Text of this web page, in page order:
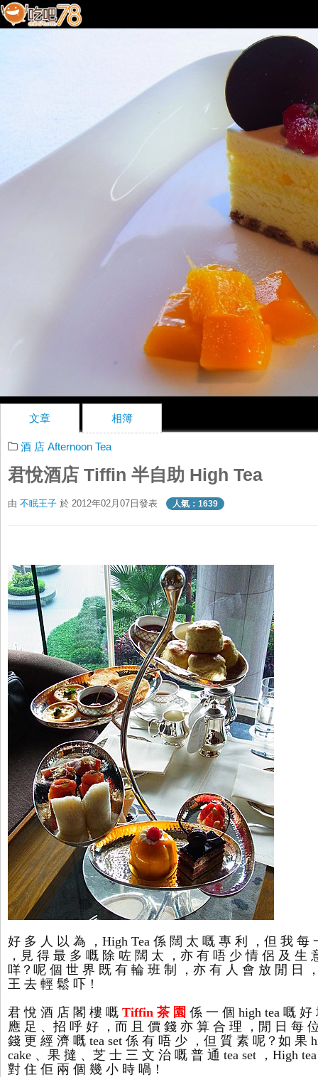
文章 相簿
酒 店 Afternoon Tea
君悅酒店 Tiffin 半自助 High Tea
由 不眠王子 於 2012年02月07日發表 人氣：1639
好 多 人 以 為 ，High Tea 係 闊 太 嘅 專 利 ，但 我 每
，見 得 最 多 嘅 除 咗 闊 太 ，亦 有 唔 少 情 侶 及 生
咩？呢 個 世 界 既 有 輪 班 制 ，亦 有 人 會 放 閒 日
王 去 輕 鬆 吓！
君 悅 酒 店 閣 樓 嘅 Tiffin 茶 園 係 一 個 high tea 嘅
應 足 、招 呼 好 ，而 且 價 錢 亦 算 合 理 ，閒 日 每
錢 更 經 濟 嘅 tea set 係 有 唔 少 ，但 質 素 呢？如 果
cake 、果 撻 、芝 士 三 文 治 嘅 普 通 tea set ，High
對 住 佢 兩 個 幾 小 時 喎！